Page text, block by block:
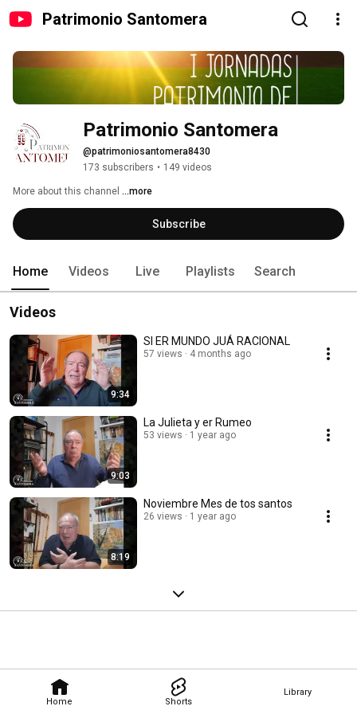
Patrimonio Santomera
Home Shorts
Library
Patrimonio Santomera
@patrimoniosantomera8430
173 subscribers • 149 videos
More about this channel ...more
Subscribe
Home Videos Live Playlists Search
Videos
9:34
SI ER MUNDO JUÁ RACIONAL
57 views 4 months ago
9:03
La Julieta y er Rumeo
53 views 1 year ago
8:19
Noviembre Mes de tos santos
26 views 1 year ago